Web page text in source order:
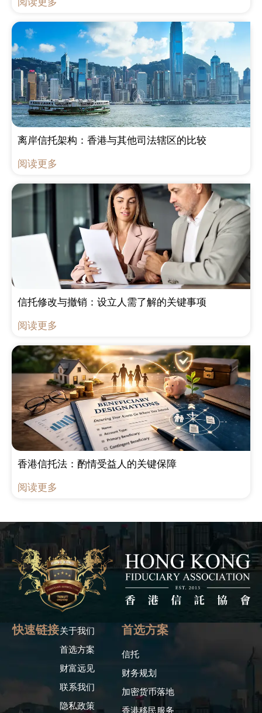
离岸信托架构：香港与其他司法辖区的比较
阅读更多
信托修改与撤销：设立人需了解的关键事项
阅读更多
香港信托法：酌情受益人的关键保障
阅读更多
快速链接关于我们
首选方案
财富远见
联系我们
隐私政策
首选方案
信托
财务规划
加密货币落地
香港移民服务